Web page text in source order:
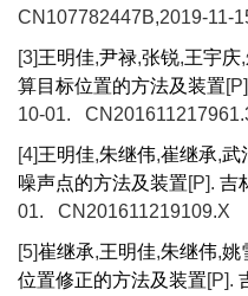
CN107782447B,2019-11-
[3]王明佳,尹禄,张锐,王宇庆,
算目标位置的方法及装置
10-01.
[4]王明佳,朱继伟,崔继承,武
噪声点的方法及装置[P]. 吉
01. CN201611219109.X
[5]崔继承,王明佳,朱继伟,姚
位置修正的方法及装置[P].